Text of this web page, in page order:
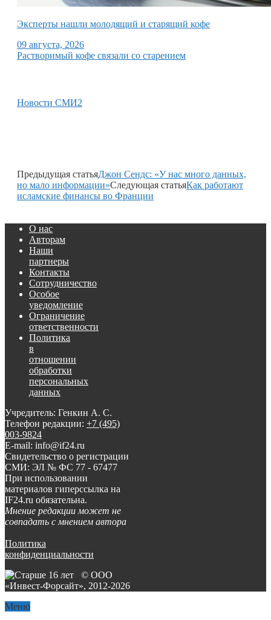
Эксперты нашли молодящий и старящий кофе
09 августа, 2026
Растворимый кофе связали со старением
Новости СМИ2
Предыдущая статьяДжон Сендс: «У нас много данных,
но мало информации»Следующая статьяКак работают
исламские финансы во Франции
О нас
Авторам
Наши
партнеры
Контакты
Сотрудничество
Особое
уведомление
Ограничение
ответственности
Политика
в
отношении
обработки
персональных
данных
Учредитель: Генкин А. С.
Телефон редакции: +7 (495)
003-9824
E-mail: info@if24.ru
Свидетельство о регистрации
СМИ: ЭЛ № ФС 77 - 67477
При использовании
материалов гиперссылка на
IF24.ru обязательна.
Мнение редакции может не
совпадать с мнением автора
Политика
конфиденциальности
© ООО
«Инвест-Форсайт», 2012-2026
Меню